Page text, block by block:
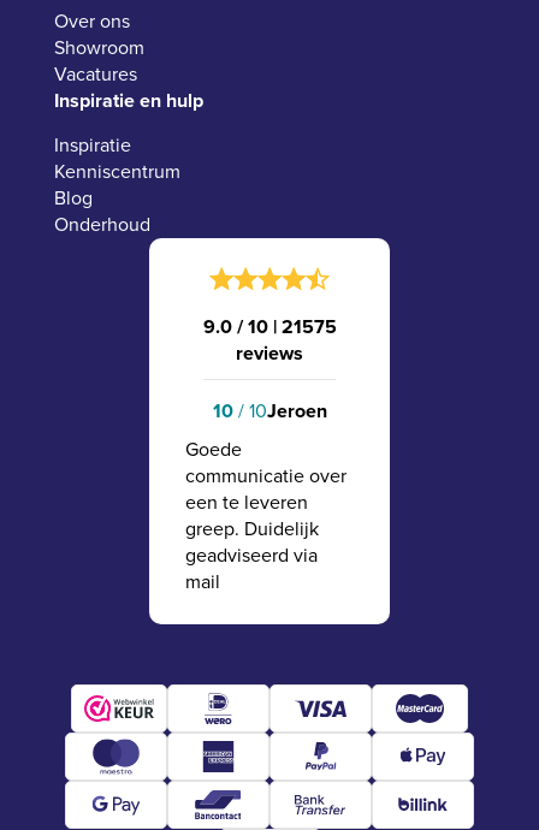
Over ons
Showroom
Vacatures
Inspiratie en hulp
Inspiratie
Kenniscentrum
Blog
Onderhoud
9.0 / 10 |21575
reviews
10/ 10Jeroen
Goede
communicatie over
een te leveren
greep. Duidelijk
geadviseerd via
mail